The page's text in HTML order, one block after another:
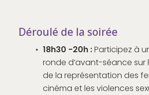
Déroulé de la soirée
18h30 -20h :Participez à
ronde d’avant-séance
de la représentation des
cinéma et les violences